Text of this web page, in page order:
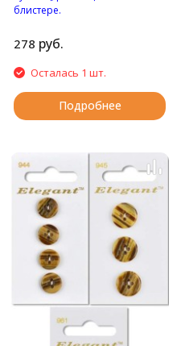
блистере.
отверстиями.
278 руб.
Осталась 1 шт.
Подробнее